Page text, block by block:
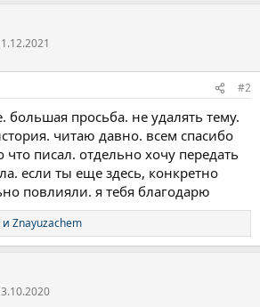
#2
большая просьба. не удалять тему.
читаю давно. всем спасибо
что писал. отдельно хочу передать
если ты еще здесь, конкретно
повлияли. я тебя благодарю
и Znayuzachem